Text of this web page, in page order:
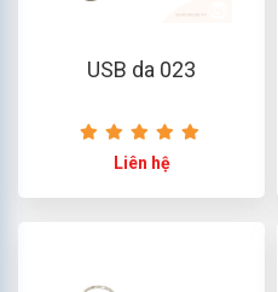
USB da 023
Liên hệ